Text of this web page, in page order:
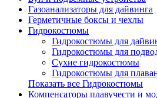
Газоанализаторы для дайвинга
Герметичные боксы и чехлы
Гидрокостюмы
Гидрокостюмы для
Гидрокостюмы для
Сухие гидрокостюмы
Гидрокостюмы для
Показать все Гидрокостюмы
Компенсаторы плавучести и